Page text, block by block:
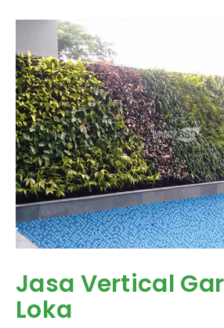
Jasa Vertical
Loka